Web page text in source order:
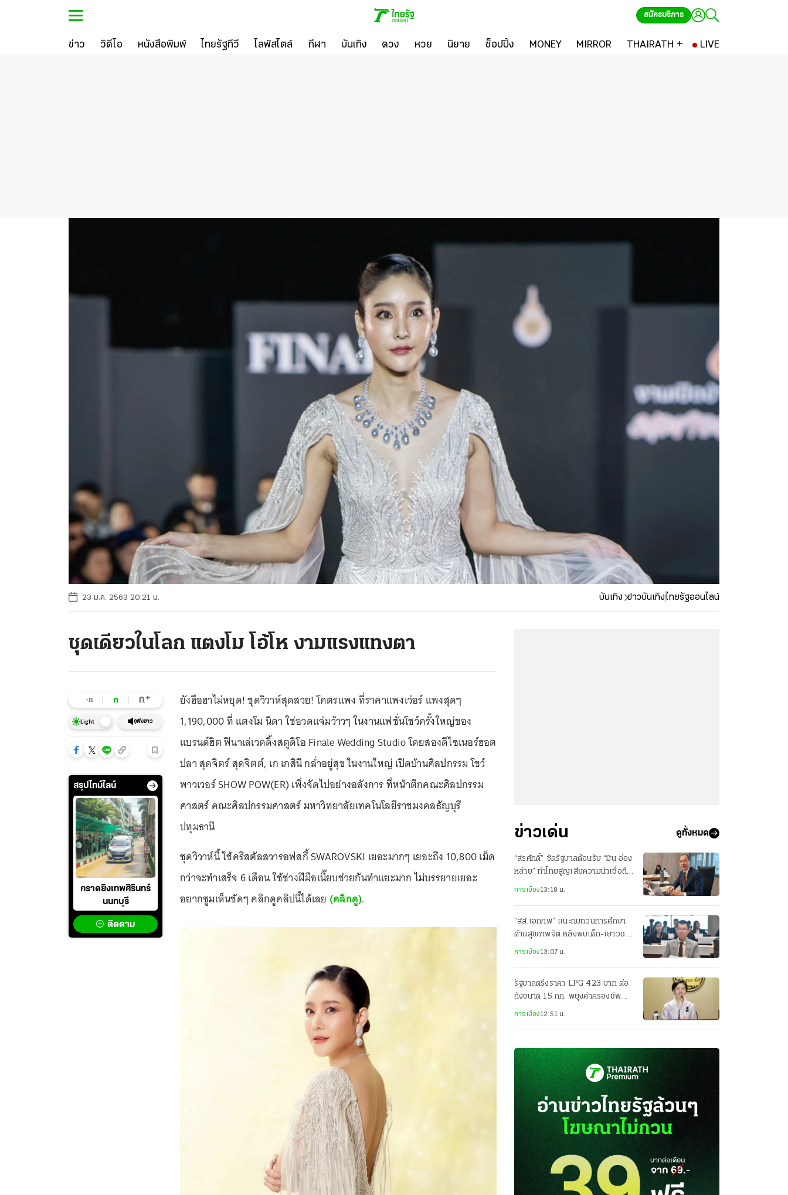
สมัครบริการ
ข่าว วิดีโอ หนังสือพิมพ์ ไทยรัฐทีวี ไลฟ์สไตล์ กีฬา บันเทิง ดวง หวย นิยาย ช็อปปิ้ง MONEY MIRROR THAIRATH + LIVE
23 ม.ค. 2563 20:21 น. บันเทิง ข่าวบันเทิงไทยรัฐออนไลน์
ชุดเดียวในโลก แตงโม โอ้โห งามแรงแทงตา
-ก ก ก+
Light ฟังข่าว
สรุปไทม์ไลน์
กราดยิงเทพศิรินทร์
นนทบุรี
ติดตาม
ยังฮือฮาไม่หยุด! ชุดวิวาห์สุดสวย! โคตรแพง ที่ราคาแพงเว่อร์ แพงสุดๆ
1,190,000 ที่ แตงโม นิดา ใช่อวดแจ่มว้าวๆ ในงานแฟชั่นโชว์ครั้งใหญ่ของ
แบรนด์ฮิต ฟินาเล่เวดดิ้งสตูดิโอ Finale Wedding Studio โดยสองดีไซเนอร์ฮอต
ปลา สุดจิตร์ สุดจิตต์, เก เกสินี กล่ำอยู่สุข ในงานใหญ่ เปิดบ้านศิลปกรรม โชว์
พาวเวอร์ SHOW POW(ER) เพิ่งจัดไปอย่างอลังการ ที่หน้าตึกคณะศิลปกรรม
ศาสตร์ คณะศิลปกรรมศาสตร์ มหาวิทยาลัยเทคโนโลยีราชมงคลธัญบุรี
ปทุมธานี
ชุดวิวาห์นี้ ใช้คริสตัลสวารอฟสกี้ SWAROVSKI เยอะมากๆ เยอะถึง 10,800 เม็ด
กว่าจะทำเสร็จ 6 เดือน ใช้ช่างฝีมือเนี๊ยบช่วยกันทำแยะมาก ไม่บรรยายเยอะ
อยากซูมเห็นชัดๆ คลิกดูคลิปนี้ได้เลย (คลิกดู).
ข่าวเด่น ดูทั้งหมด
“สรศักดิ์” ซัดรัฐบาลต้อนรับ “มิน อ่อง
หล่าย” ทำไทยสูญเสียความน่าเชื่อถือ
ในเวทีโลก
การเมือง13:18 น.
“สส.เอกภพ” แนะทบทวนการศึกษา
ด้านสุขภาพจิต หลังพบเด็ก-เยาวชน
เสี่ยงซึมเศร้าสูง
การเมือง13:07 น.
รัฐบาลตรึงราคา LPG 423 บาท ต่อ
ถังขนาด 15 กก. พยุงค่าครองชีพ
ประชาชน
การเมือง12:51 น.